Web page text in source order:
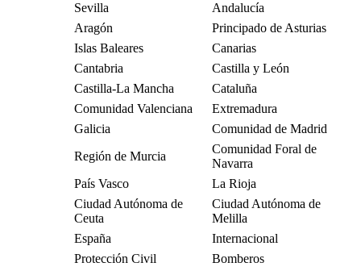
Sevilla
Andalucía
Aragón
Principado de Asturias
Islas Baleares
Canarias
Cantabria
Castilla y León
Castilla-La Mancha
Cataluña
Comunidad Valenciana
Extremadura
Galicia
Comunidad de Madrid
Región de Murcia
Comunidad Foral de
Navarra
País Vasco
La Rioja
Ciudad Autónoma de
Ceuta
Ciudad Autónoma de
Melilla
España
Internacional
Protección Civil
Bomberos